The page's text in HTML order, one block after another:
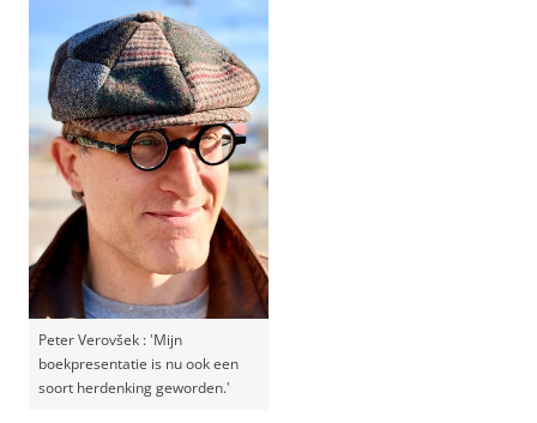
Peter Verovšek : 'Mijn
boekpresentatie is nu ook een
soort herdenking geworden.'